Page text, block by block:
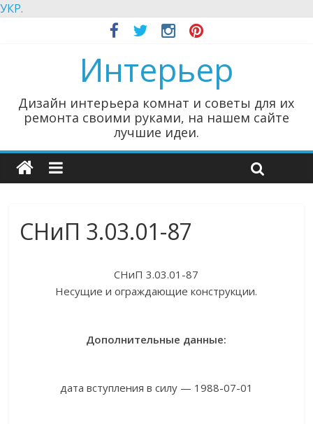
УКР.
Интерьер
Дизайн интерьера комнат и советы для их
ремонта своими руками, на нашем сайте
лучшие идеи.
СНиП 3.03.01-87
СНиП 3.03.01-87
Несущие и ограждающие конструкции.
Дополнительные данные:
дата вступления в силу — 1988-07-01